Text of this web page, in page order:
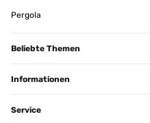
Pergola
Beliebte Themen
Informationen
Service